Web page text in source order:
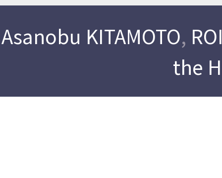
Asanobu KITAMOTO,
the